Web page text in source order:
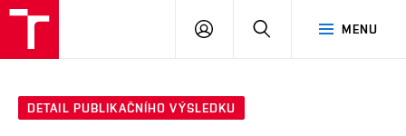
MENU
PŘIHLÁSIT
DETAIL PUBLIKAČNÍHO VÝSLEDKU